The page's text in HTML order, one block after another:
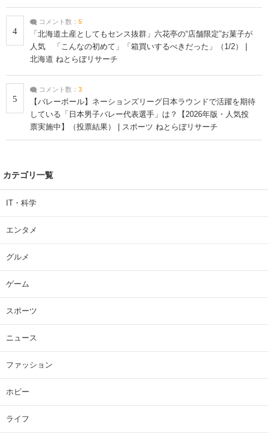
4
コメント数： 5
「北海道土産としてもセンス抜群」六花亭の“店舗限定”お菓子が
人気 「こんなの初めて」「箱買いするべきだった」（1/2） |
北海道 ねとらぼリサーチ
5
コメント数： 3
【バレーボール】ネーションズリーグ日本ラウンドで活躍を期待
している「日本男子バレー代表選手」は？【2026年版・人気投
票実施中】（投票結果） | スポーツ ねとらぼリサーチ
カテゴリ一覧
IT・科学
エンタメ
グルメ
ゲーム
スポーツ
ニュース
ファッション
ホビー
ライフ